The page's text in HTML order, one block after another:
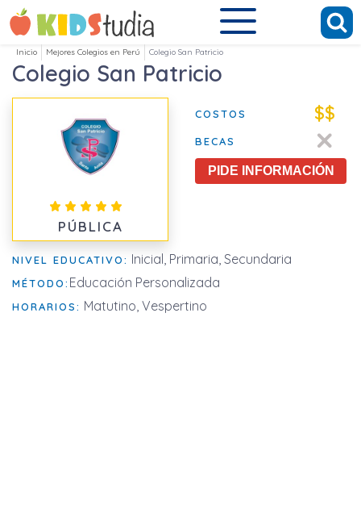
Inicio Mejores Colegios en Perú Colegio San Patricio
Colegio San Patricio
PÚBLICA
COSTOS $$
BECAS
PIDE INFORMACIÓN
NIVEL EDUCATIVO: Inicial, Primaria, Secundaria
MÉTODO: Educación Personalizada
HORARIOS: Matutino, Vespertino